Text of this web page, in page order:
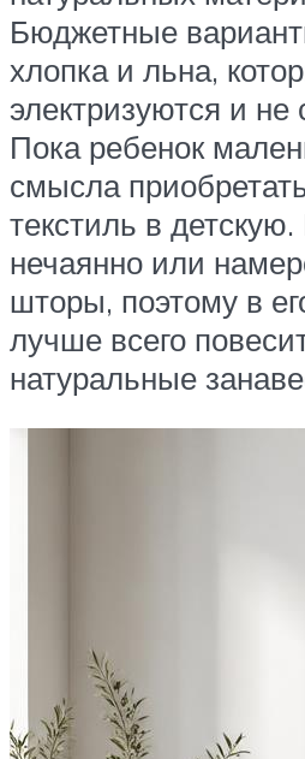
Бюджетные
хлопка и льна,
электризуются и
Пока ребенок
смысла
текстиль в
нечаянно или
шторы, поэтому в
лучше всего
натуральные